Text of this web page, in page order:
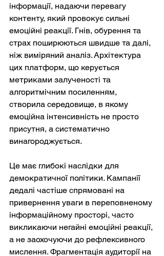
інформації, надаючи перевагу
контенту, який провокує сильні
емоційні реакції. Гнів, обурення та
страх поширюються швидше та далі,
ніж виміряний аналіз. Архітектура
цих платформ, що керується
метриками залученості та
алгоритмічним посиленням,
створила середовище, в якому
емоційна інтенсивність не просто
присутня, а систематично
винагороджується.
Це має глибокі наслідки для
демократичної політики. Кампанії
дедалі частіше спрямовані на
привернення уваги в переповненому
інформаційному просторі, часто
викликаючи негайні емоційні реакції,
а не заохочуючи до рефлексивного
мислення. Фрагментація аудиторії на